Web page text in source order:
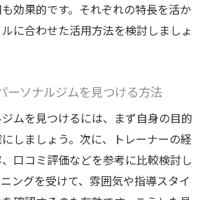
ーソナルジムが健康習慣に最適な
引き締めと健康管理を両立するジ
ルジムで続く健康的ライフスタイ
ウエストケアの秘訣を徹底解説
効果的です。それぞれの特長を活か
に合わせた活用方法を検討しましょ
ーソナルジムを見つける方法
ムを見つけるには、まず自身の目的
しましょう。次に、トレーナーの経
口コミ評価などを参考に比較検討し
ングを受けて、雰囲気や指導スタイ